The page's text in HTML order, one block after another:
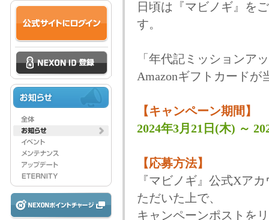
日頃は『マビノギ』を
す。
「年代記ミッションア
Amazonギフトカード
【キャンペーン期間】
2024年3月21日(木) ～
【応募方法】
『マビノギ』公式Xア
ただいた上で、
キャンペーンポストを